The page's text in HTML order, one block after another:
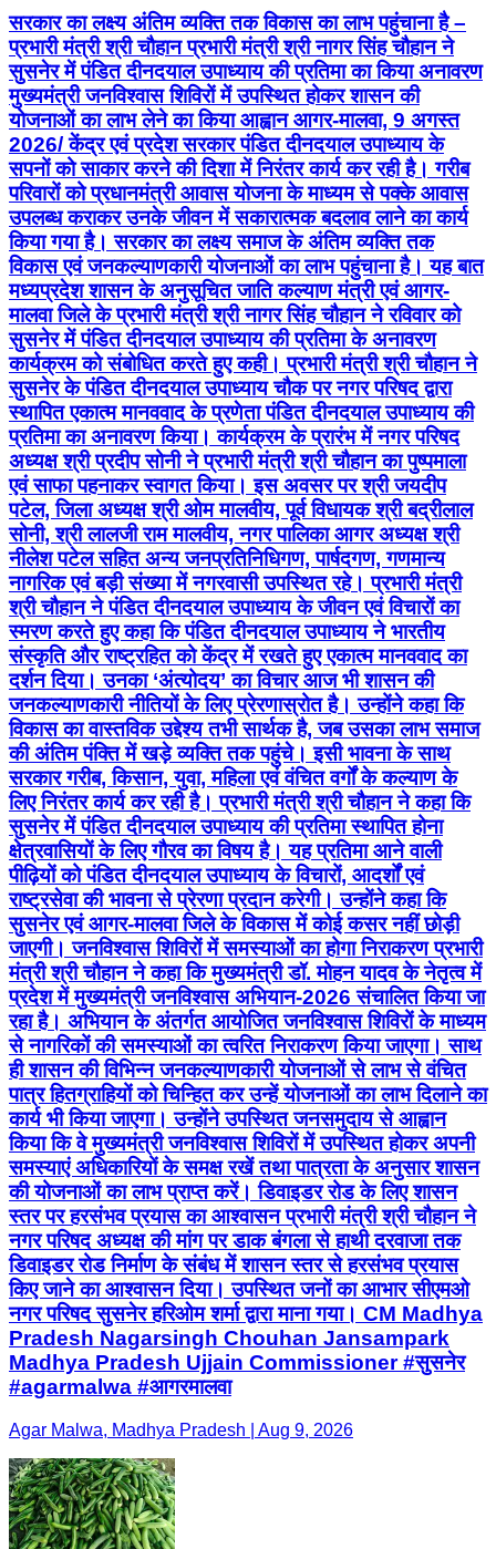
सरकार का लक्ष्य अंतिम व्यक्ति तक विकास का लाभ पहुंचाना है –
प्रभारी मंत्री श्री चौहान प्रभारी मंत्री श्री नागर सिंह चौहान ने
सुसनेर में पंडित दीनदयाल उपाध्याय की प्रतिमा का किया अनावरण
मुख्यमंत्री जनविश्वास शिविरों में उपस्थित होकर शासन की
योजनाओं का लाभ लेने का किया आह्वान आगर-मालवा, 9 अगस्त
2026/ केंद्र एवं प्रदेश सरकार पंडित दीनदयाल उपाध्याय के
सपनों को साकार करने की दिशा में निरंतर कार्य कर रही है। गरीब
परिवारों को प्रधानमंत्री आवास योजना के माध्यम से पक्के आवास
उपलब्ध कराकर उनके जीवन में सकारात्मक बदलाव लाने का कार्य
किया गया है। सरकार का लक्ष्य समाज के अंतिम व्यक्ति तक
विकास एवं जनकल्याणकारी योजनाओं का लाभ पहुंचाना है। यह बात
मध्यप्रदेश शासन के अनुसूचित जाति कल्याण मंत्री एवं आगर-
मालवा जिले के प्रभारी मंत्री श्री नागर सिंह चौहान ने रविवार को
सुसनेर में पंडित दीनदयाल उपाध्याय की प्रतिमा के अनावरण
कार्यक्रम को संबोधित करते हुए कही। प्रभारी मंत्री श्री चौहान ने
सुसनेर के पंडित दीनदयाल उपाध्याय चौक पर नगर परिषद द्वारा
स्थापित एकात्म मानववाद के प्रणेता पंडित दीनदयाल उपाध्याय की
प्रतिमा का अनावरण किया। कार्यक्रम के प्रारंभ में नगर परिषद
अध्यक्ष श्री प्रदीप सोनी ने प्रभारी मंत्री श्री चौहान का पुष्पमाला
एवं साफा पहनाकर स्वागत किया। इस अवसर पर श्री जयदीप
पटेल, जिला अध्यक्ष श्री ओम मालवीय, पूर्व विधायक श्री बद्रीलाल
सोनी, श्री लालजी राम मालवीय, नगर पालिका आगर अध्यक्ष श्री
नीलेश पटेल सहित अन्य जनप्रतिनिधिगण, पार्षदगण, गणमान्य
नागरिक एवं बड़ी संख्या में नगरवासी उपस्थित रहे। प्रभारी मंत्री
श्री चौहान ने पंडित दीनदयाल उपाध्याय के जीवन एवं विचारों का
स्मरण करते हुए कहा कि पंडित दीनदयाल उपाध्याय ने भारतीय
संस्कृति और राष्ट्रहित को केंद्र में रखते हुए एकात्म मानववाद का
दर्शन दिया। उनका ‘अंत्योदय’ का विचार आज भी शासन की
जनकल्याणकारी नीतियों के लिए प्रेरणास्रोत है। उन्होंने कहा कि
विकास का वास्तविक उद्देश्य तभी सार्थक है, जब उसका लाभ समाज
की अंतिम पंक्ति में खड़े व्यक्ति तक पहुंचे। इसी भावना के साथ
सरकार गरीब, किसान, युवा, महिला एवं वंचित वर्गों के कल्याण के
लिए निरंतर कार्य कर रही है। प्रभारी मंत्री श्री चौहान ने कहा कि
सुसनेर में पंडित दीनदयाल उपाध्याय की प्रतिमा स्थापित होना
क्षेत्रवासियों के लिए गौरव का विषय है। यह प्रतिमा आने वाली
पीढ़ियों को पंडित दीनदयाल उपाध्याय के विचारों, आदर्शों एवं
राष्ट्रसेवा की भावना से प्रेरणा प्रदान करेगी। उन्होंने कहा कि
सुसनेर एवं आगर-मालवा जिले के विकास में कोई कसर नहीं छोड़ी
जाएगी। जनविश्वास शिविरों में समस्याओं का होगा निराकरण प्रभारी
मंत्री श्री चौहान ने कहा कि मुख्यमंत्री डॉ. मोहन यादव के नेतृत्व में
प्रदेश में मुख्यमंत्री जनविश्वास अभियान-2026 संचालित किया जा
रहा है। अभियान के अंतर्गत आयोजित जनविश्वास शिविरों के माध्यम
से नागरिकों की समस्याओं का त्वरित निराकरण किया जाएगा। साथ
ही शासन की विभिन्न जनकल्याणकारी योजनाओं से लाभ से वंचित
पात्र हितग्राहियों को चिन्हित कर उन्हें योजनाओं का लाभ दिलाने का
कार्य भी किया जाएगा। उन्होंने उपस्थित जनसमुदाय से आह्वान
किया कि वे मुख्यमंत्री जनविश्वास शिविरों में उपस्थित होकर अपनी
समस्याएं अधिकारियों के समक्ष रखें तथा पात्रता के अनुसार शासन
की योजनाओं का लाभ प्राप्त करें। डिवाइडर रोड के लिए शासन
स्तर पर हरसंभव प्रयास का आश्वासन प्रभारी मंत्री श्री चौहान ने
नगर परिषद अध्यक्ष की मांग पर डाक बंगला से हाथी दरवाजा तक
डिवाइडर रोड निर्माण के संबंध में शासन स्तर से हरसंभव प्रयास
किए जाने का आश्वासन दिया। उपस्थित जनों का आभार सीएमओ
नगर परिषद सुसनेर हरिओम शर्मा द्वारा माना गया। CM Madhya
Pradesh Nagarsingh Chouhan Jansampark
Madhya Pradesh Ujjain Commissioner #सुसनेर
#agarmalwa #आगरमालवा
Agar Malwa, Madhya Pradesh | Aug 9, 2026